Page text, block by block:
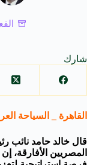
شارك
القاهرة _ السياحة
قال خالد حامد نائب
المصريين الأفارقة،